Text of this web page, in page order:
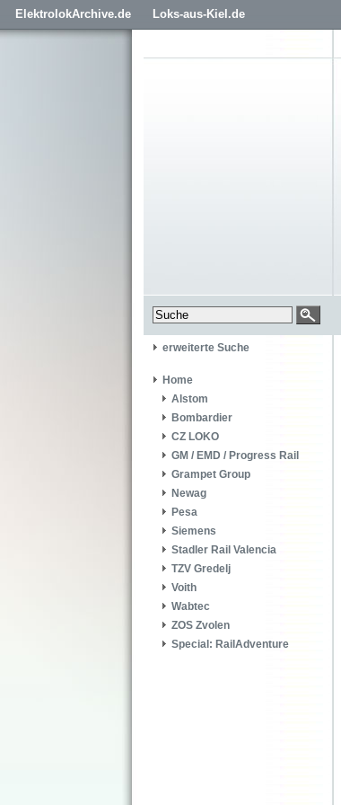
ElektrolokArchive.de Loks-aus-Kiel.de
erweiterte Suche
Home
Alstom
Bombardier
CZ LOKO
GM / EMD / Progress Rail
Grampet Group
Newag
Pesa
Siemens
Stadler Rail Valencia
TZV Gredelj
Voith
Wabtec
ZOS Zvolen
Special: RailAdventure